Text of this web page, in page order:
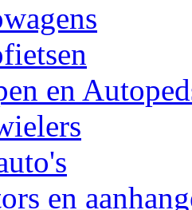
en
en